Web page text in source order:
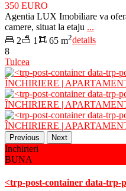
350 EURO
Agentia LUX Imobiliare va
camere, situat la etaju ...
2
1 65 m2details
8
Tulcea
Previous Next
Inchirieri
BUNA
<trp-post-container data-trp-